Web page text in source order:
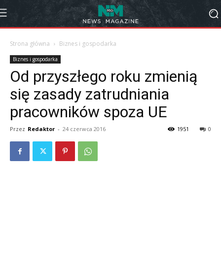
Strona główna Biznes i gospodarka
Biznes i gospodarka
Od przyszłego roku zmienią
się zasady zatrudniania
pracowników spoza UE
Przez Redaktor - 24 czerwca 2016 0
1951